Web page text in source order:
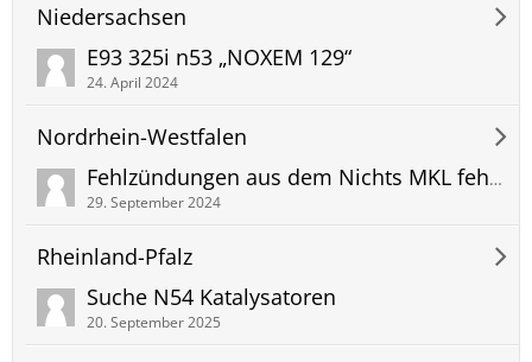
Niedersachsen
E93 325i n53 „NOXEM 129“
24. April 2024
Nordrhein-Westfalen
Fehlzündungen aus dem Nichts MKL fehler P0303
29. September 2024
Rheinland-Pfalz
Suche N54 Katalysatoren
20. September 2025